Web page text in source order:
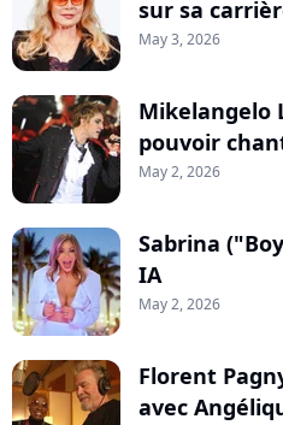
sur sa
May 3, 2026
Mikelangelo
pouvoir
May 2, 2026
Sabrina
IA
May 2, 2026
Florent
avec